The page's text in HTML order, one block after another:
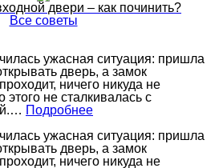
двери – как починить?
Все советы
ужасная ситуация: пришла
дверь, а замок
ничего никуда не
этого не сталкивалась с
Подробнее
ужасная ситуация: пришла
дверь, а замок
ничего никуда не